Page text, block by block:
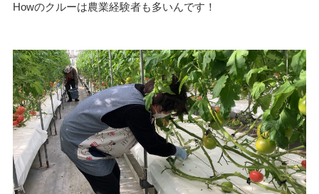
Howのクルーは農業経験者も多いんです！